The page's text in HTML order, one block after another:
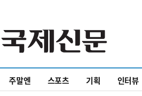
주말엔 스포츠 기획 인터뷰